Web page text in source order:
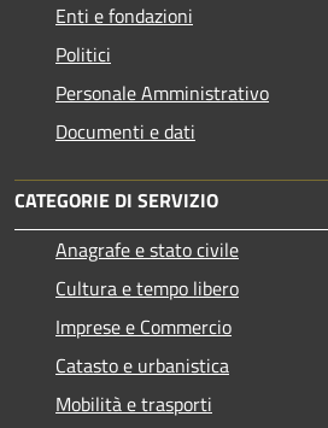
Enti e fondazioni
Politici
Personale Amministrativo
Documenti e dati
CATEGORIE DI SERVIZIO
Anagrafe e stato civile
Cultura e tempo libero
Imprese e Commercio
Catasto e urbanistica
Mobilità e trasporti